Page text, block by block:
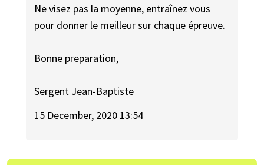
Ne visez pas la moyenne, entraînez vous
pour donner le meilleur sur chaque épreuve.
Bonne preparation,
Sergent Jean-Baptiste
15 December, 2020 13:54